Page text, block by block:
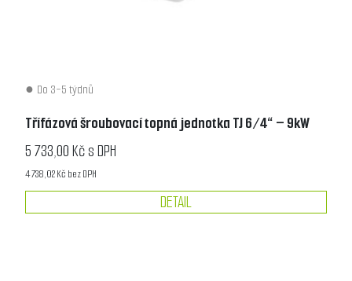
Do 3-5 týdnů
Třífázová šroubovací topná jednotka TJ 6/4“ – 9kW
5 733,00 Kč s DPH
4 738,02 Kč bez DPH
DETAIL